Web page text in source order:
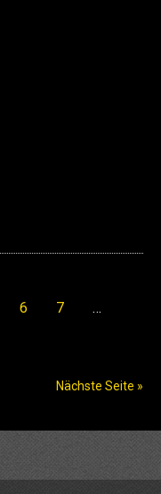
6 7
…
Nächste Seite »